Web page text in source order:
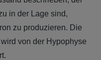
in der Lage sind,
zu produzieren. Die
von der Hypophyse